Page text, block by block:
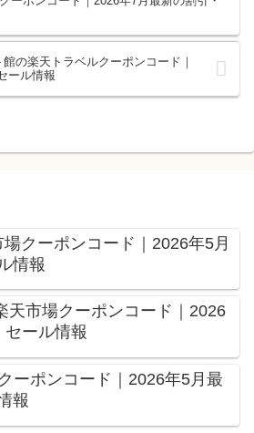
の楽天トラベルクーポンコード｜
ール情報
クーポンコード｜2026年5月
情報
天市場クーポンコード｜2026
ール情報
ーポンコード｜2026年5月最
報